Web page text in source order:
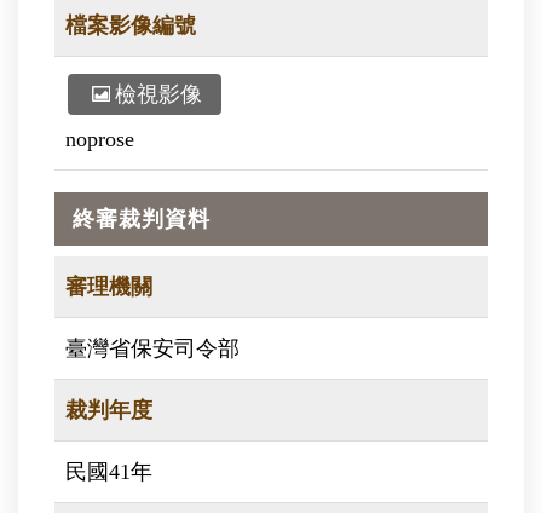
檔案影像編號
檢視影像
noprose
終審裁判資料
審理機關
臺灣省保安司令部
裁判年度
民國41年